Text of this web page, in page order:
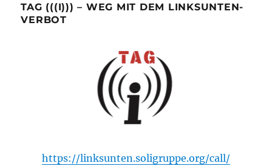
TAG (((I))) – WEG MIT DEM LINKSUNTEN-
VERBOT
https://linksunten.soligruppe.org/call/